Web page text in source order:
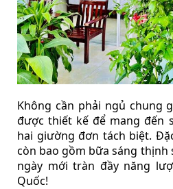
Không cần phải ngủ chung
được thiết kế để mang đến
hai giường đơn tách biệt.
còn bao gồm bữa sáng thịnh
ngày mới tràn đầy năng
Quốc!